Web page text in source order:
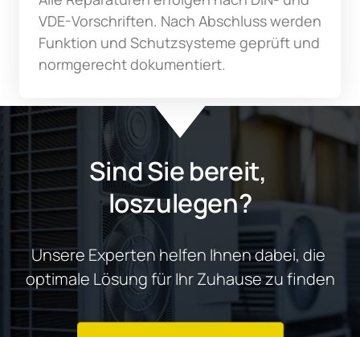
VDE-Vorschriften. Nach Abschluss werden
Funktion und Schutzsysteme geprüft und
normgerecht dokumentiert.
Sind Sie bereit,
loszulegen?
Unsere Experten helfen Ihnen dabei, die
optimale Lösung für Ihr Zuhause zu finden